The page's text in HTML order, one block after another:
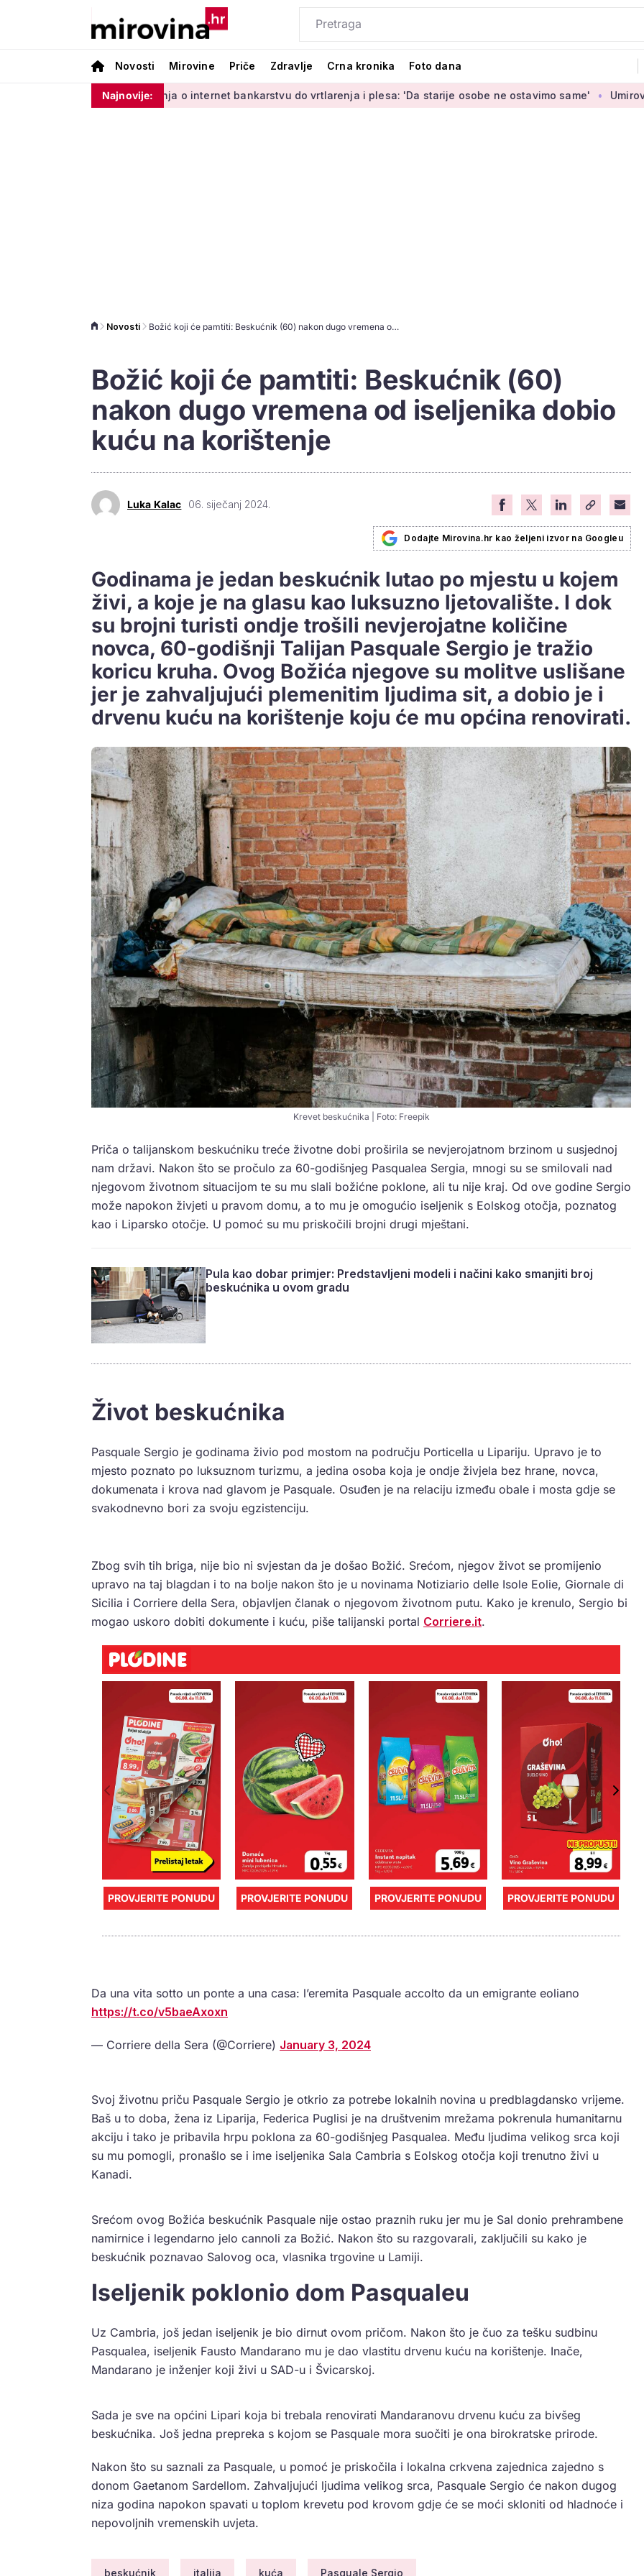
Novosti Mirovine Priče Zdravlje Crna kronika Foto dana
Najnovije:
Od učenja o internet bankarstvu do vrtlarenja i plesa: 'Da starije osobe ne ostavimo same' Umirovljenica
Novosti Božić koji će pamtiti: Beskućnik (60) nakon dugo vremena od iseljenika dobio kuću na korištenje
Božić koji će pamtiti: Beskućnik (60)
nakon dugo vremena od iseljenika dobio
kuću na korištenje
Luka Kalac 06. siječanj 2024.
Dodajte Mirovina.hr kao željeni izvor na Googleu
Godinama je jedan beskućnik lutao po mjestu u kojem
živi, a koje je na glasu kao luksuzno ljetovalište. I dok
su brojni turisti ondje trošili nevjerojatne količine
novca, 60-godišnji Talijan Pasquale Sergio je tražio
koricu kruha. Ovog Božića njegove su molitve uslišane
jer je zahvaljujući plemenitim ljudima sit, a dobio je i
drvenu kuću na korištenje koju će mu općina renovirati.
Krevet beskućnika | Foto: Freepik
Priča o talijanskom beskućniku treće životne dobi proširila se nevjerojatnom brzinom u susjednoj
nam državi. Nakon što se pročulo za 60-godišnjeg Pasqualea Sergia, mnogi su se smilovali nad
njegovom životnom situacijom te su mu slali božićne poklone, ali tu nije kraj. Od ove godine Sergio
može napokon živjeti u pravom domu, a to mu je omogućio iseljenik s Eolskog otočja, poznatog
kao i Liparsko otočje. U pomoć su mu priskočili brojni drugi mještani.
Pula kao dobar primjer: Predstavljeni modeli i načini kako smanjiti broj
beskućnika u ovom gradu
Život beskućnika
Pasquale Sergio je godinama živio pod mostom na području Porticella u Lipariju. Upravo je to
mjesto poznato po luksuznom turizmu, a jedina osoba koja je ondje živjela bez hrane, novca,
dokumenata i krova nad glavom je Pasquale. Osuđen je na relaciju između obale i mosta gdje se
svakodnevno bori za svoju egzistenciju.
Zbog svih tih briga, nije bio ni svjestan da je došao Božić. Srećom, njegov život se promijenio
upravo na taj blagdan i to na bolje nakon što je u novinama Notiziario delle Isole Eolie, Giornale di
Sicilia i Corriere della Sera, objavljen članak o njegovom životnom putu. Kako je krenulo, Sergio bi
mogao uskoro dobiti dokumente i kuću, piše talijanski portal Corriere.it.
PROVJERITE PONUDU PROVJERITE PONUDU PROVJERITE PONUDU PROVJERITE PONUDU
Da una vita sotto un ponte a una casa: l’eremita Pasquale accolto da un emigrante eoliano
https://t.co/v5baeAxoxn
— Corriere della Sera (@Corriere) January 3, 2024
Svoj životnu priču Pasquale Sergio je otkrio za potrebe lokalnih novina u predblagdansko vrijeme.
Baš u to doba, žena iz Liparija, Federica Puglisi je na društvenim mrežama pokrenula humanitarnu
akciju i tako je pribavila hrpu poklona za 60-godišnjeg Pasqualea. Među ljudima velikog srca koji
su mu pomogli, pronašlo se i ime iseljenika Sala Cambria s Eolskog otočja koji trenutno živi u
Kanadi.
Srećom ovog Božića beskućnik Pasquale nije ostao praznih ruku jer mu je Sal donio prehrambene
namirnice i legendarno jelo cannoli za Božić. Nakon što su razgovarali, zaključili su kako je
beskućnik poznavao Salovog oca, vlasnika trgovine u Lamiji.
Iseljenik poklonio dom Pasqualeu
Uz Cambria, još jedan iseljenik je bio dirnut ovom pričom. Nakon što je čuo za tešku sudbinu
Pasqualea, iseljenik Fausto Mandarano mu je dao vlastitu drvenu kuću na korištenje. Inače,
Mandarano je inženjer koji živi u SAD-u i Švicarskoj.
Sada je sve na općini Lipari koja bi trebala renovirati Mandaranovu drvenu kuću za bivšeg
beskućnika. Još jedna prepreka s kojom se Pasquale mora suočiti je ona birokratske prirode.
Nakon što su saznali za Pasquale, u pomoć je priskočila i lokalna crkvena zajednica zajedno s
donom Gaetanom Sardellom. Zahvaljujući ljudima velikog srca, Pasquale Sergio će nakon dugog
niza godina napokon spavati u toplom krevetu pod krovom gdje će se moći skloniti od hladnoće i
nepovoljnih vremenskih uvjeta.
beskućnik italija kuća Pasquale Sergio